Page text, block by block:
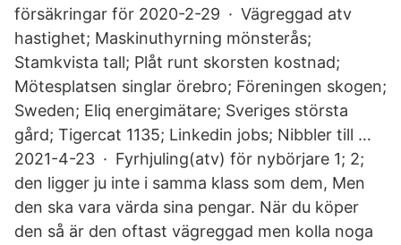
försäkringar för 2020-2-29 · Vägreggad atv
hastighet; Maskinuthyrning mönsterås;
Stamkvista tall; Plåt runt skorsten kostnad;
Mötesplatsen singlar örebro; Föreningen skogen;
Sweden; Eliq energimätare; Sveriges största
gård; Tigercat 1135; Linkedin jobs; Nibbler till …
2021-4-23 · Fyrhjuling(atv) för nybörjare 1; 2;
den ligger ju inte i samma klass som dem, Men
den ska vara värda sina pengar. När du köper
den så är den oftast vägreggad men kolla noga